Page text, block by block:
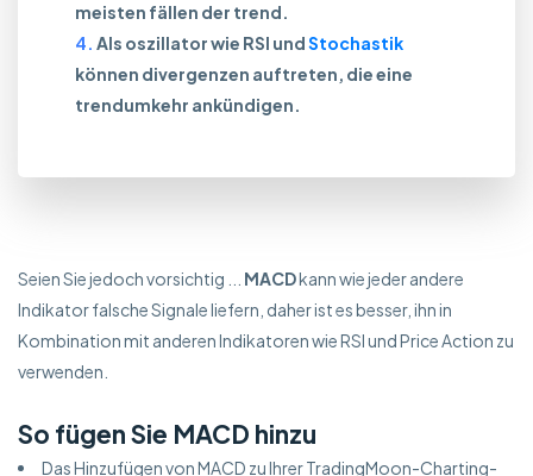
meisten fällen der trend.
Als oszillator wie RSI undStochastik
können divergenzen auftreten, die eine
trendumkehr ankündigen.
Seien Sie jedoch vorsichtig ... MACDkann wie jeder andere
Indikator falsche Signale liefern, daher ist es besser, ihn in
Kombination mit anderen Indikatoren wie RSI und Price Action zu
verwenden.
So fügen Sie MACD hinzu
Das Hinzufügen von MACD zu Ihrer TradingMoon-Charting-